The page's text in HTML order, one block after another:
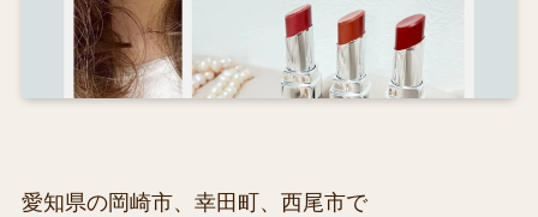
愛知県の岡崎市、幸田町、西尾市で